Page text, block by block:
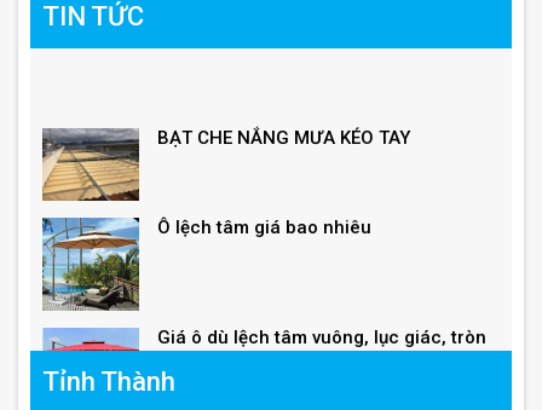
TIN TỨC
Giá ô lệch tâm vuông
Tỉnh Thành